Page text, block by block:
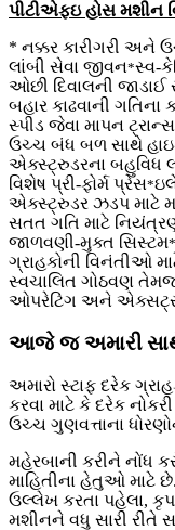
પીટીએફઇ હોસ મશીન
* નક્કર કારીગરી અને
લાંબી સેવા જીવન*સ્વ-
ઓછી દિવાલની
બહાર કાઢવાની
સ્પીડ જેવા માપન
ઉચ્ચ બંધ બળ સાથે
એક્સ્ટ્રુડરના બહુવિધ
વિશેષ પ્રી-ફોર્મ પ્રેસ*
એક્સ્ટ્રુડર ઝડપ માટે
સતત ગતિ માટે
જાળવણી-મુક્ત સિસ્ટમ*
ગ્રાહકોની વિનંતીઓ
સ્વચાલિત ગોઠવણ તેમજ
ઓપરેટિંગ અને
આજે જ અમારી સાથે
અમારો સ્ટાફ દરેક
કરવા માટે કે દરેક
ઉચ્ચ ગુણવત્તાના
મહેરબાની કરીને નોંધ
માહિતીના હેતુઓ માટે
ઉલ્લેખ કરતા પહેલા,
મશીનને વધુ સારી રીતે